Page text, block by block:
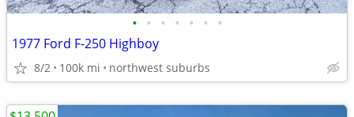
• • • • • • •
1977 Ford F-250 Highboy
8/2 100k mi northwest suburbs